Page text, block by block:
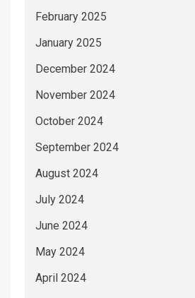
February 2025
January 2025
December 2024
November 2024
October 2024
September 2024
August 2024
July 2024
June 2024
May 2024
April 2024